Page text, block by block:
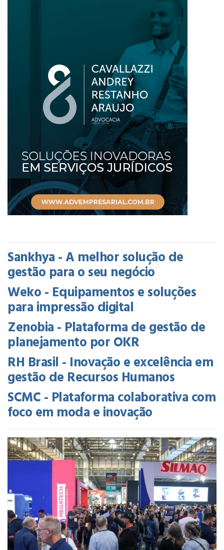
Sankhya - A melhor solução de
gestão para o seu negócio
Weko - Equipamentos e soluções
para impressão digital
Zenobia - Plataforma de gestão de
planejamento por OKR
RH Brasil - Inovação e excelência em
gestão de Recursos Humanos
SCMC - Plataforma colaborativa com
foco em moda e inovação